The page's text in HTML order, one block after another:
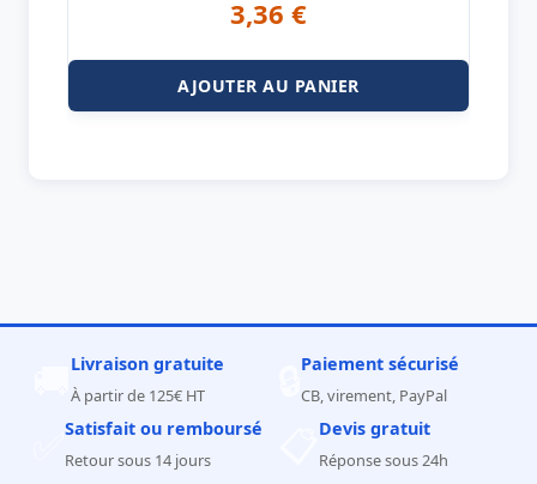
3,36 €
AJOUTER AU PANIER
Livraison gratuite
À partir de 125€ HT
Paiement sécurisé
CB, virement, PayPal
Satisfait ou remboursé
Retour sous 14 jours
Devis gratuit
Réponse sous 24h